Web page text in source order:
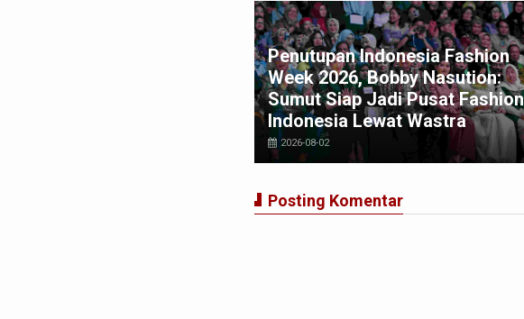
Penutupan Indonesia Fashion
Week 2026, Bobby Nasution:
Sumut Siap Jadi Pusat Fashion
Indonesia Lewat Wastra
2026-08-02
Posting Komentar